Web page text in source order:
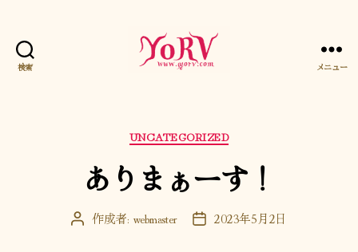
検索 メニュー
カ
テ
ゴ
リ
UNCATEGORIZED
ありまぁーす！
投 作成者: webmaster
投 2023年5月2日